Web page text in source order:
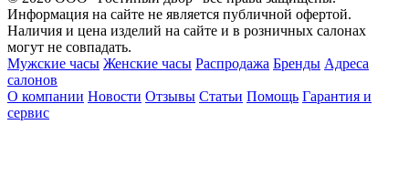
Информация на сайте не является публичной офертой.
Наличия и цена изделий на сайте и в розничных салонах
могут не совпадать.
Мужские часы Женские часы Распродажа Бренды Адреса
салонов
О компании Новости Отзывы Статьи Помощь Гарантия и
сервис